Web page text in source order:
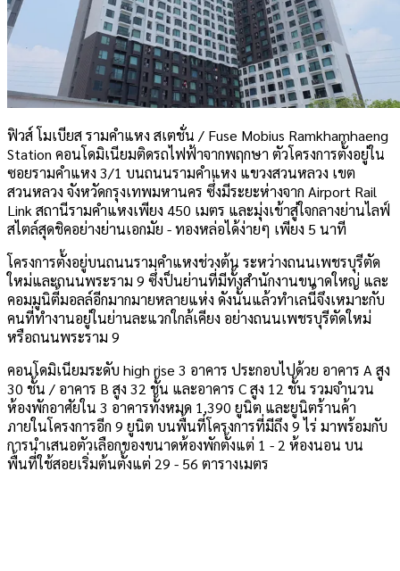
ฟิวส์ โมเบียส รามคำแหง สเตชั่น / Fuse Mobius Ramkhamhaeng
Station คอนโดมิเนียมติดรถไฟฟ้าจากพฤกษา ตัวโครงการตั้งอยู่ใน
ซอยรามคำแหง 3/1 บนถนนรามคำแหง แขวงสวนหลวง เขต
สวนหลวง จังหวัดกรุงเทพมหานคร ซึ่งมีระยะห่างจาก Airport Rail
Link สถานีรามคำแหงเพียง 450 เมตร และมุ่งเข้าสู่ใจกลางย่านไลฟ์
สไตล์สุดชิคอย่างย่านเอกมัย - ทองหล่อได้ง่ายๆ เพียง 5 นาที
โครงการตั้งอยู่บนถนนรามคำแหงช่วงต้น ระหว่างถนนเพชรบุรีตัด
ใหม่และถนนพระราม 9 ซึ่งป็นย่านที่มีทั้งสำนักงานขนาดใหญ่ และ
คอมมูนิตี้มอลล์อีกมากมายหลายแห่ง ดังนั้นแล้วทำเลนี้จึงเหมาะกับ
คนที่ทำงานอยู่ในย่านละแวกใกล้เคียง อย่างถนนเพชรบุรีตัดใหม่
หรือถนนพระราม 9
คอนโดมิเนียมระดับ high rise 3 อาคาร ประกอบไปด้วย อาคาร A สูง
30 ชั้น / อาคาร B สูง 32 ชั้น และอาคาร C สูง 12 ชั้น รวมจำนวน
ห้องพักอาศัยใน 3 อาคารทั้งหมด 1,390 ยูนิต และยูนิตร้านค้า
ภายในโครงการอีก 9 ยูนิต บนพื้นที่โครงการที่มีถึง 9 ไร่ มาพร้อมกับ
การนำเสนอตัวเลือกของขนาดห้องพักตั้งแต่ 1 - 2 ห้องนอน บน
พื้นที่ใช้สอยเริ่มต้นตั้งแต่ 29 - 56 ตารางเมตร